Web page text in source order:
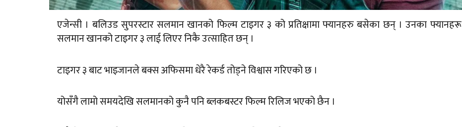
एजेन्सी । बलिउड सुपरस्टार सलमान खानको फिल्म टाइगर ३ को प्रतिक्षामा फ्यानहरु बसेका छन् । उनका फ्यानहरू
सलमान खानको टाइगर ३ लाई लिएर निकै उत्साहित छन् ।
टाइगर ३ बाट भाइजानले बक्स अफिसमा धेरै रेकर्ड तोड्ने विश्वास गरिएको छ ।
योसँगै लामो समयदेखि सलमानको कुनै पनि ब्लकबस्टर फिल्म रिलिज भएको छैन ।